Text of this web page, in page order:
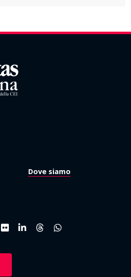
Dove siamo